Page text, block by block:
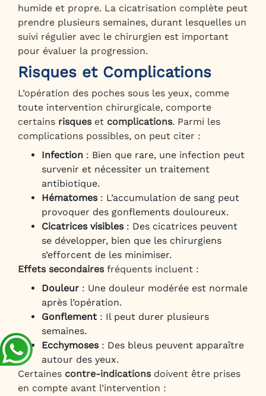
humide et propre. La cicatrisation complète peut
prendre plusieurs semaines, durant lesquelles un
suivi régulier avec le chirurgien est important
pour évaluer la progression.
Risques et Complications
L’opération des poches sous les yeux, comme
toute intervention chirurgicale, comporte
certains risqueset complications. Parmi les
complications possibles, on peut citer :
Infection : Bien que rare, une infection peut
survenir et nécessiter un traitement
antibiotique.
Hématomes: L’accumulation de sang peut
provoquer des gonflements douloureux.
Cicatrices visibles: Des cicatrices peuvent
se développer, bien que les chirurgiens
s’efforcent de les minimiser.
Effets secondairesfréquents incluent :
Douleur : Une douleur modérée est normale
après l’opération.
Gonflement : Il peut durer plusieurs
semaines.
Ecchymoses: Des bleus peuvent apparaître
autour des yeux.
Certaines contre-indicationsdoivent être prises
en compte avant l’intervention :